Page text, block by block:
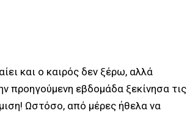
και ο καιρός δεν ξέρω, αλλά
προηγούμενη εβδομάδα ξεκίνησα τις
Ωστόσο, από μέρες ήθελα να